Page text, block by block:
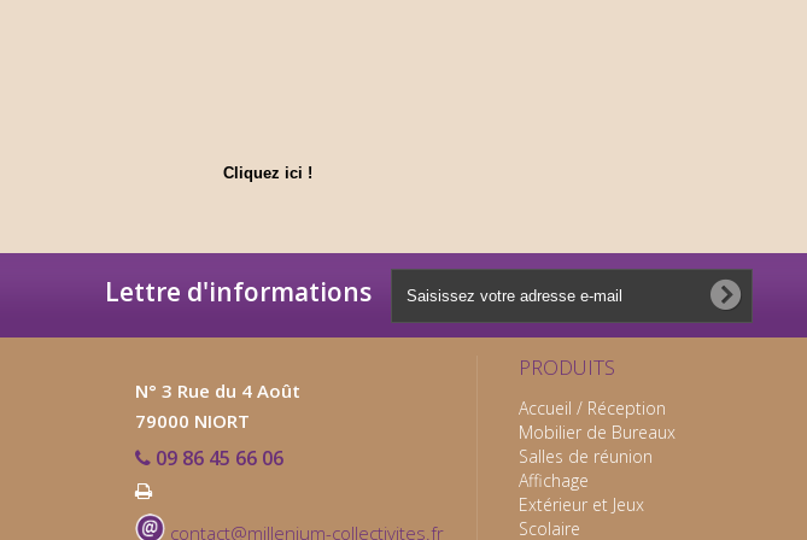
Cliquez ici !
Lettre d'informations
N° 3 Rue du 4 Août
79000 NIORT
09 86 45 66 06
contact@millenium-collectivites.fr
PRODUITS
Accueil / Réception
Mobilier de Bureaux
Salles de réunion
Affichage
Extérieur et Jeux
Scolaire